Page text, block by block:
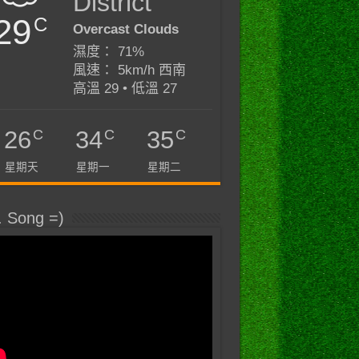
C
Overcast Clouds
濕度： 71%
風速： 5km/h 西南
高溫 29 • 低溫 27
26C
星期天
34C
星期一
35C
星期二
Song =)